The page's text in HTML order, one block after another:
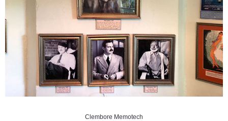
Clembore Memotech